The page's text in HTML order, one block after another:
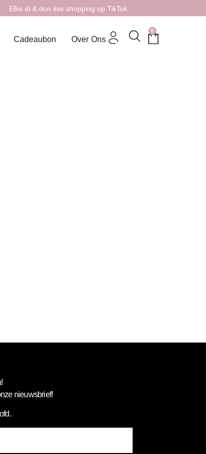
Elke di & don live shopping op TikTok
Cadeaubon Over Ons
0
nieuwsbrief!